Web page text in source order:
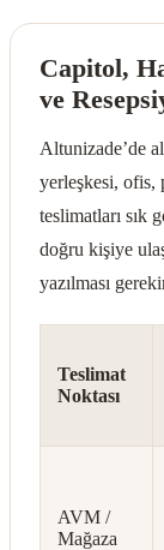
Capitol,
ve
Altunizade’de
yerleşkesi, ofis,
teslimatları sık
doğru kişiye
yazılması
Teslimat
Noktası
AVM /
Mağaza